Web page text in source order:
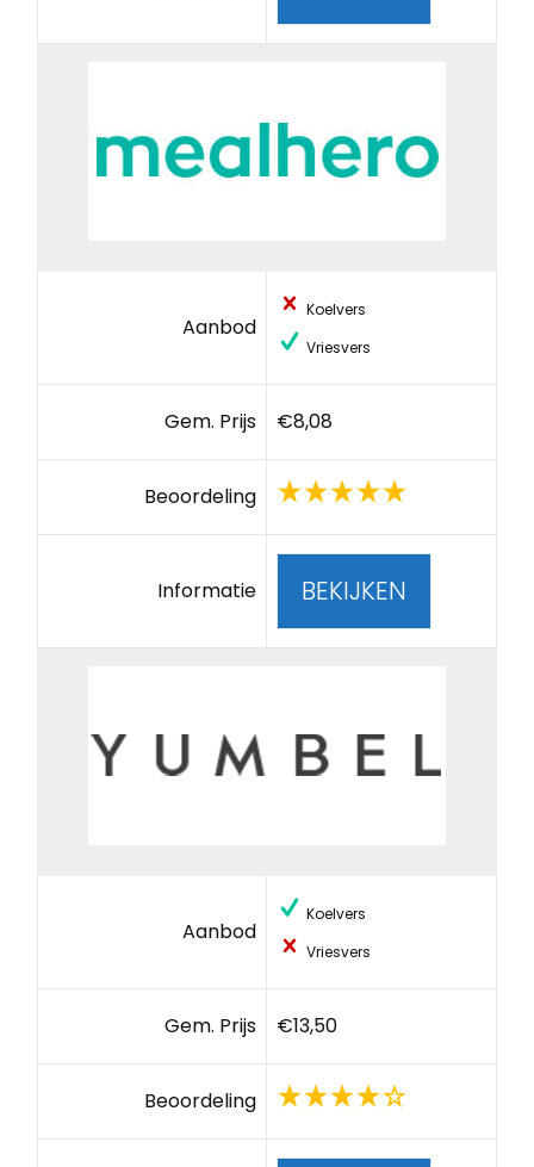
Aanbod
Koelvers
Vriesvers
Gem. Prijs €8,08
Beoordeling
Informatie BEKIJKEN
Aanbod
Koelvers
Vriesvers
Gem. Prijs €13,50
Beoordeling